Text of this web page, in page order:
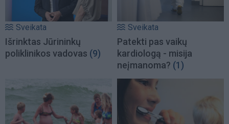
Sveikata
Išrinktas Jūrininkų
poliklinikos vadovas (9)
Sveikata
Patekti pas vaikų
kardiologą - misija
neįmanoma? (1)